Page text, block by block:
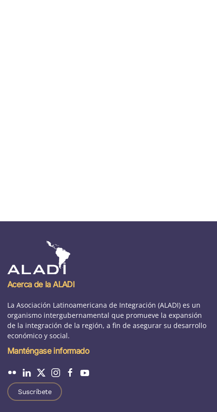
Acerca de la ALADI
La Asociación Latinoamericana de Integración (ALADI) es un
organismo intergubernamental que promueve la expansión
de la integración de la región, a fin de asegurar su desarrollo
económico y social.
Manténgase informado
Suscríbete